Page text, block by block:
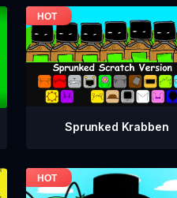
Sprunked Krabben